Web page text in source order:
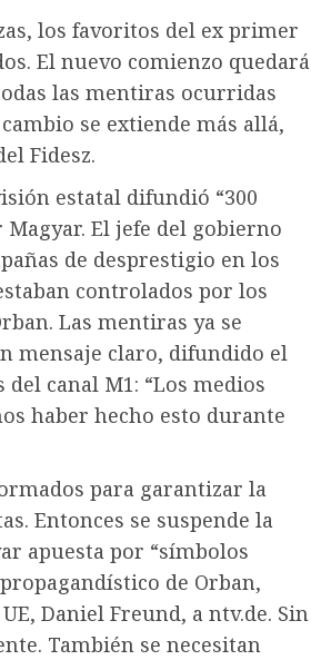
los favoritos del ex primer
El nuevo comienzo quedará
las mentiras ocurridas
se extiende más allá,
Fidesz.
estatal difundió “300
El jefe del gobierno
de desprestigio en los
controlados por los
Las mentiras ya se
mensaje claro, difundido el
canal M1: “Los medios
haber hecho esto durante
para garantizar la
Entonces se suspende la
apuesta por “símbolos
de Orban,
Daniel Freund, a ntv.de. Sin
También se necesitan